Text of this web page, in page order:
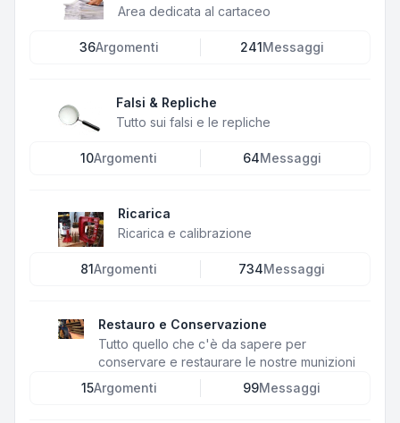
Area dedicata al cartaceo
36Argomenti 241 Messaggi
Falsi & Repliche
Tutto sui falsi e le repliche
10Argomenti 64Messaggi
Ricarica
Ricarica e calibrazione
81Argomenti 734Messaggi
Restauro e Conservazione
Tutto quello che c'è da sapere per
conservare e restaurare le nostre munizioni
15Argomenti 99Messaggi